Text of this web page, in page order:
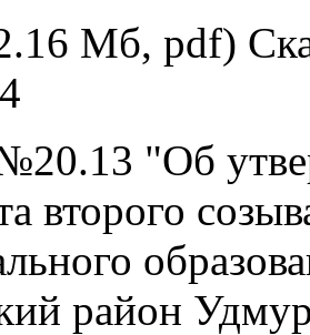
Мб, pdf)
"Об
второго
район